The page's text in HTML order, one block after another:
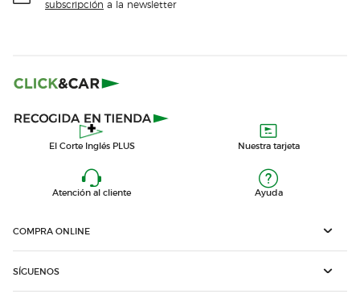
subscripción a la newsletter
El Corte Inglés PLUS Nuestra tarjeta
Atención al cliente Ayuda
COMPRA ONLINE
SÍGUENOS